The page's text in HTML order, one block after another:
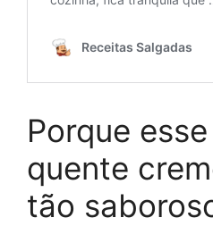
Porque
quente
tão